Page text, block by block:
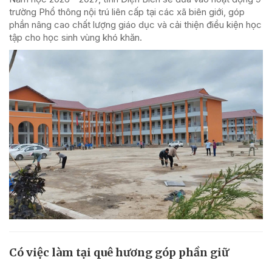
trường Phổ thông nội trú liên cấp tại các xã biên giới, góp
phần nâng cao chất lượng giáo dục và cải thiện điều kiện học
tập cho học sinh vùng khó khăn.
Có việc làm tại quê hương góp phần giữ